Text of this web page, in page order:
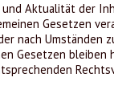
Aktualität der
Gesetzen
Umständen
Gesetzen